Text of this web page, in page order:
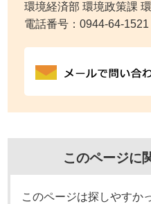
環境経済部 環境政策課
電話番号：0944-64-1521
このページに
このページは探しやすか